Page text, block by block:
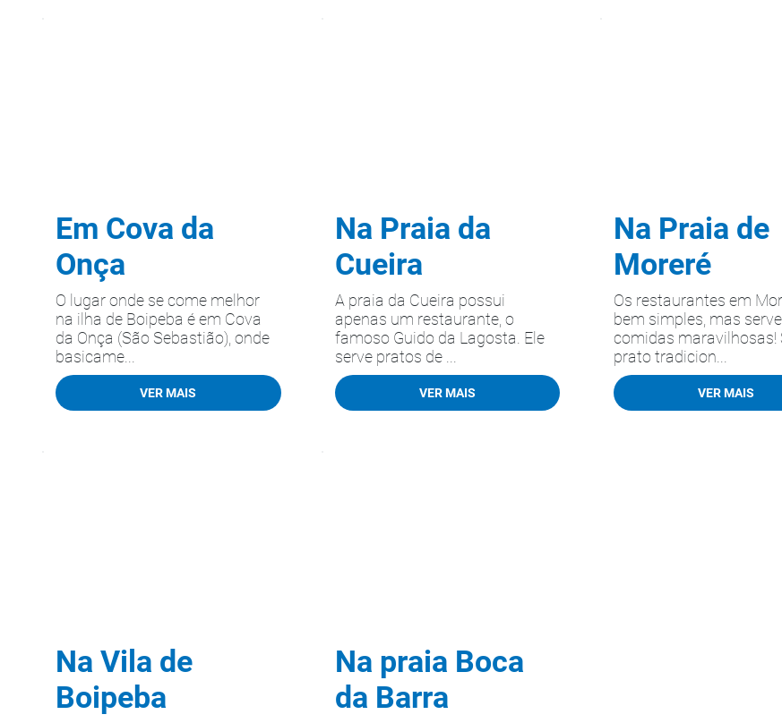
O lugar onde se come melhor
na ilha de Boipeba é em Cova
da Onça (São Sebastião), onde
basicame...
Em Cova da
Onça
VER MAIS
A praia da Cueira possui
apenas um restaurante, o
famoso Guido da Lagosta. Ele
serve pratos de ...
Na Praia da
Cueira
VER MAIS
Os restaurantes em
bem simples, mas
comidas maravilhosas!
prato tradicion...
Na Praia de
Moreré
VER MAIS
Na Vila de
Boipeba
Na praia Boca
da Barra